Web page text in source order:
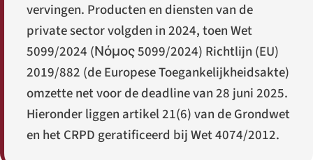
vervingen. Producten en diensten van de
private sector volgden in 2024, toen Wet
5099/2024 (Νόμος 5099/2024) Richtlijn (EU)
2019/882 (de Europese Toegankelijkheidsakte)
omzette net voor de deadline van 28 juni 2025.
Hieronder liggen artikel 21(6) van de Grondwet
en het CRPD geratificeerd bij Wet 4074/2012.